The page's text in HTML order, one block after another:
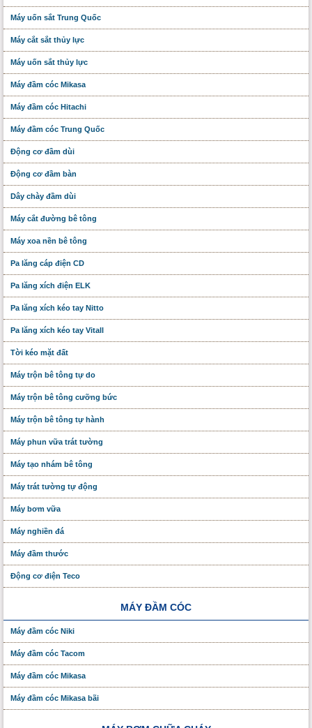
Máy uốn sắt Trung Quốc
Máy cắt sắt thủy lực
Máy uốn sắt thủy lực
Máy đầm cóc Mikasa
Máy đầm cóc Hitachi
Máy đầm cóc Trung Quốc
Động cơ đầm dùi
Động cơ đầm bàn
Dây chày đầm dùi
Máy cắt đường bê tông
Máy xoa nền bê tông
Pa lăng cáp điện CD
Pa lăng xích điện ELK
Pa lăng xích kéo tay Nitto
Pa lăng xích kéo tay Vitall
Tời kéo mặt đất
Máy trộn bê tông tự do
Máy trộn bê tông cưỡng bức
Máy trộn bê tông tự hành
Máy phun vữa trát tường
Máy tạo nhám bê tông
Máy trát tường tự động
Máy bơm vữa
Máy nghiền đá
Máy đầm thước
Động cơ điện Teco
MÁY ĐẦM CÓC
Máy đầm cóc Niki
Máy đầm cóc Tacom
Máy đầm cóc Mikasa
Máy đầm cóc Mikasa bãi